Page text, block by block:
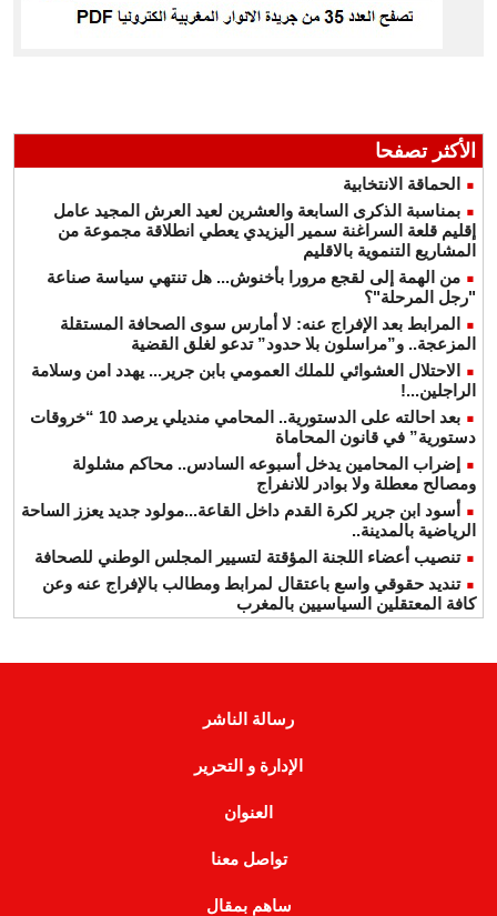
الأكثر تصفحا
الحماقة الانتخابية
بمناسبة الذكرى السابعة والعشرين لعيد العرش المجيد عامل
إقليم قلعة السراغنة سمير اليزيدي يعطي انطلاقة مجموعة من
المشاريع التنموية بالاقليم
من الهمة إلى لقجع مرورا بأخنوش... هل تنتهي سياسة صناعة
"رجل المرحلة"؟
المرابط بعد الإفراج عنه: لا أمارس سوى الصحافة المستقلة
المزعجة.. و”مراسلون بلا حدود” تدعو لغلق القضية
الاحتلال العشوائي للملك العمومي بابن جرير... يهدد امن وسلامة
الراجلين...!
بعد احالته على الدستورية.. المحامي منديلي يرصد 10 “خروقات
دستورية” في قانون المحاماة
إضراب المحامين يدخل أسبوعه السادس.. محاكم مشلولة
ومصالح معطلة ولا بوادر للانفراج
أسود ابن جرير لكرة القدم داخل القاعة...مولود جديد يعزز الساحة
الرياضية بالمدينة..
تنصيب أعضاء اللجنة المؤقتة لتسيير المجلس الوطني للصحافة
تنديد حقوقي واسع باعتقال لمرابط ومطالب بالإفراج عنه وعن
كافة المعتقلين السياسيين بالمغرب
رسالة الناشر
الإدارة و التحرير
العنوان
تواصل معنا
ساهم بمقال